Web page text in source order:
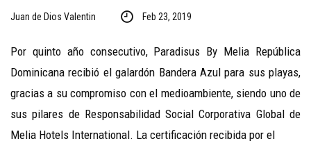
Juan de Dios Valentin Feb 23, 2019
Por quinto año consecutivo, Paradisus By Melia República
Dominicana recibió el galardón Bandera Azul para sus playas,
gracias a su compromiso con el medioambiente, siendo uno de
sus pilares de Responsabilidad Social Corporativa Global de
Melia Hotels International. La certificación recibida por el